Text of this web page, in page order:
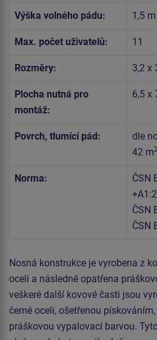
Výška volného pádu: 1,5 m
Max. počet uživatelů: 11
Rozměry: 3,2 x
Plocha nutná pro
montáž:
6,5 x
Povrch, tlumící pád:
dle
42 m
Norma:
ČSN
ČSN
ČSN
Nosná konstrukce je vyrobena z
oceli a následně opatřena
veškeré další kovové časti jsou
černé oceli, ošetřenou
práškovou vypalovací barvou.